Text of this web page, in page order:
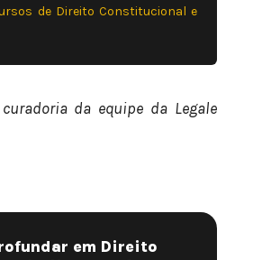
de Direito Constitucional e
da equipe da Legale
em Direito